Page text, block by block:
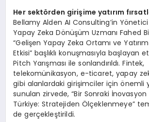
Her sektörden girişime yatırım
Bellamy Alden AI Consulting’in
Yapay Zeka Dönüşüm Uzmanı Fahed
“Gelişen Yapay Zeka Ortamı ve
Etkisi” başlıklı konuşmasıyla başlayan
Pitch Yarışması ile sonlandırıldı. Fintek,
telekomünikasyon, e-ticaret, yapay
gibi alanlardaki girişimciler için önemli
sunulan zirvede, “Bir Sonraki
Türkiye: Stratejiden Ölçeklenmeye”
de gerçekleştirildi.